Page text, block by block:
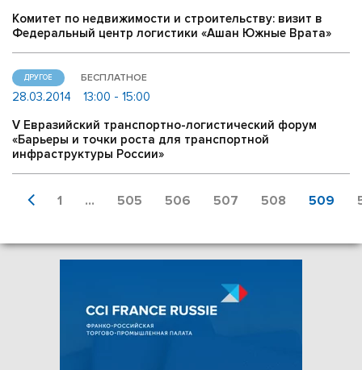
Комитет по недвижимости и строительству: визит в
Федеральный центр логистики «Ашан Южные Врата»
ДРУГОЕ БЕСПЛАТНОЕ
28.03.2014
13:00 - 15:00
V Евразийский транспортно-логистический форум
«Барьеры и точки роста для транспортной
инфраструктуры России»
1 ... 505 506 507 508 509